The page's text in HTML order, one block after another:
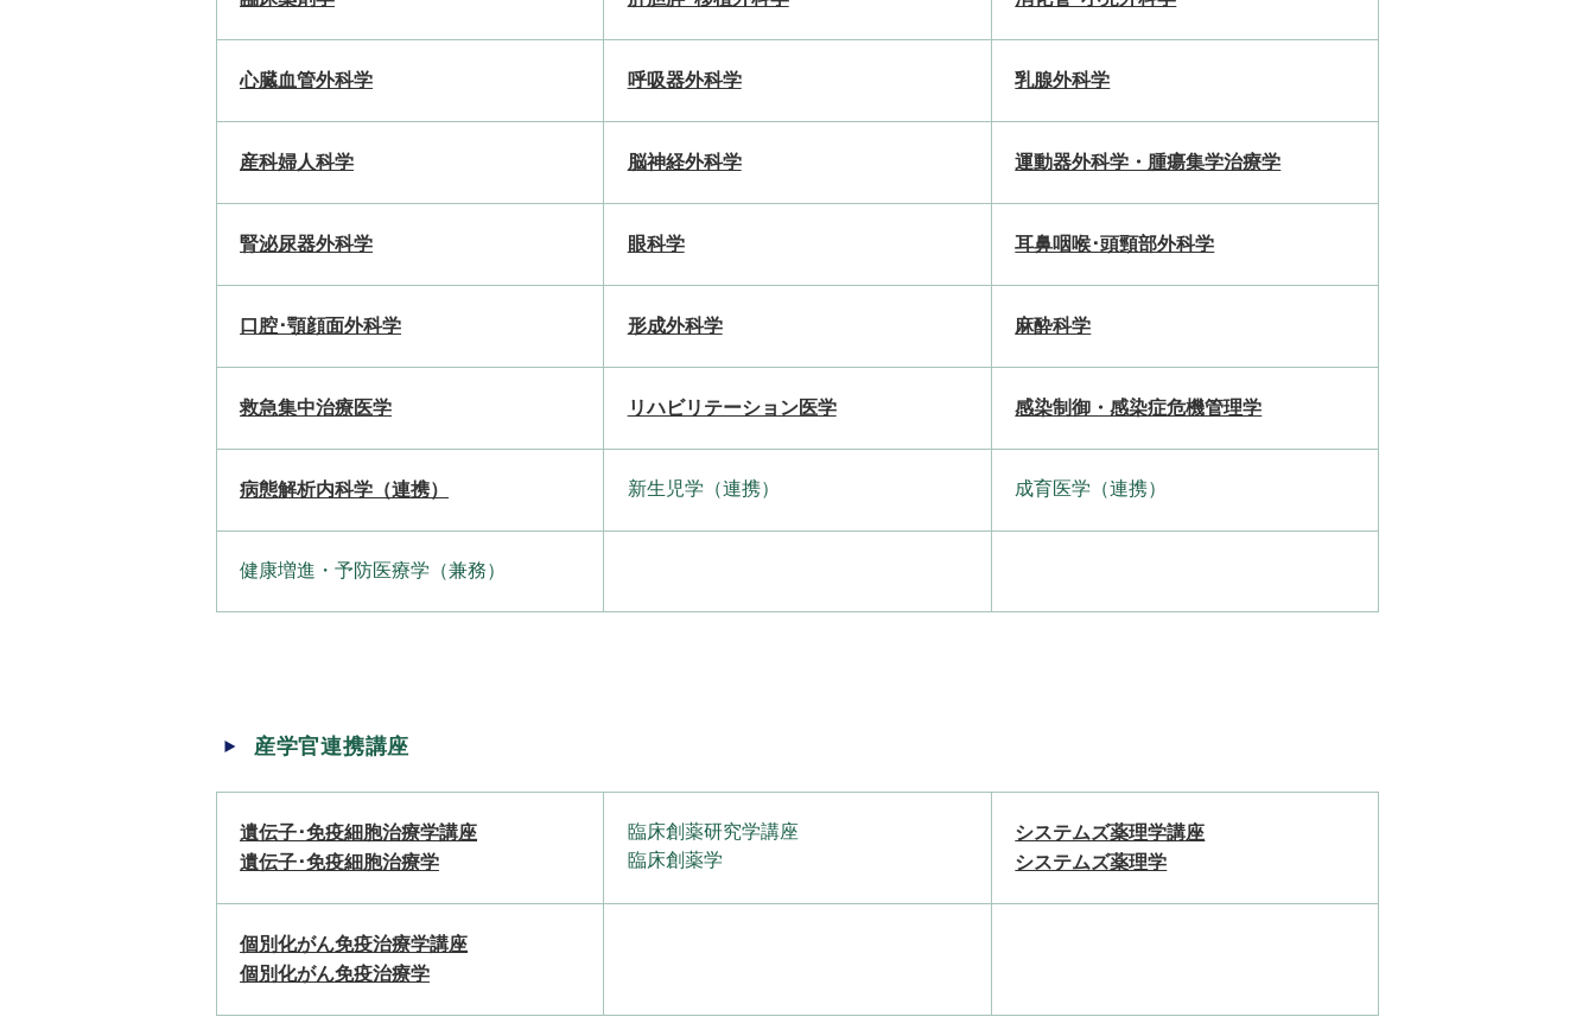
心臓血管外科学 呼吸器外科学 乳腺外科学
産科婦人科学 脳神経外科学 運動器外科学・腫瘍集学治療学
腎泌尿器外科学 眼科学 耳鼻咽喉･頭頸部外科学
口腔･顎顔面外科学 形成外科学 麻酔科学
救急集中治療医学 リハビリテーション医学 感染制御・感染症危機管理学
病態解析内科学（連携） 新生児学（連携） 成育医学（連携）
健康増進・予防医療学（兼務）
産学官連携講座
遺伝子･免疫細胞治療学講座
遺伝子･免疫細胞治療学
臨床創薬研究学講座
臨床創薬学
システムズ薬理学講座
システムズ薬理学
個別化がん免疫治療学講座
個別化がん免疫治療学